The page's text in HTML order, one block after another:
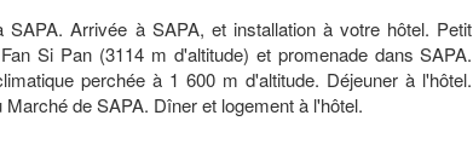
Arrivée à SAPA, et installation à votre hôtel. Petit
Si Pan (3114 m d'altitude) et promenade dans SAPA.
perchée à 1 600 m d'altitude. Déjeuner à l'hôtel.
de SAPA. Dîner et logement à l'hôtel.